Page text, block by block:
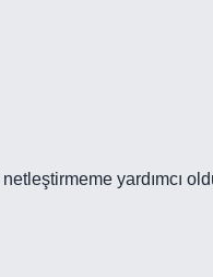
netleştirmeme yardımcı